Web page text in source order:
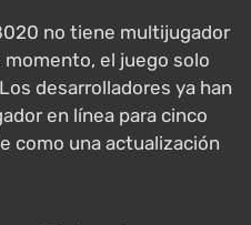
no tiene multijugador
el juego solo
desarrolladores ya han
en línea para cinco
como una actualización